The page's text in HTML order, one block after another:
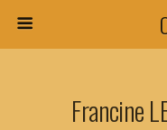
Francine